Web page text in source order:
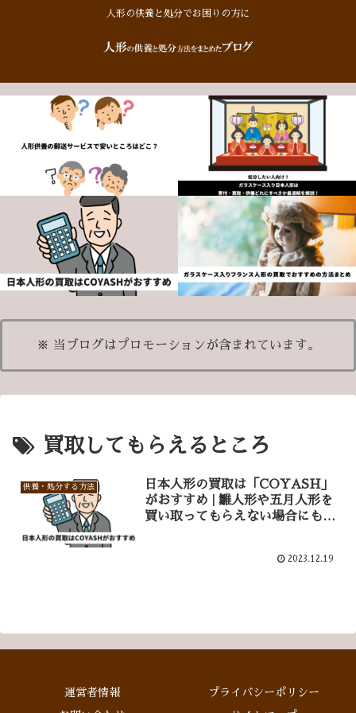
人形の供養と処分でお困りの方に
※ 当ブログはプロモーションが含まれています。
買取してもらえるところ
供養・処分する方法
日本人形の買取は「COYASH」
がおすすめ | 雛人形や五月人形を
買い取ってもらえない場合にも最
2023.12.19
運営者情報 プライバシーポリシー